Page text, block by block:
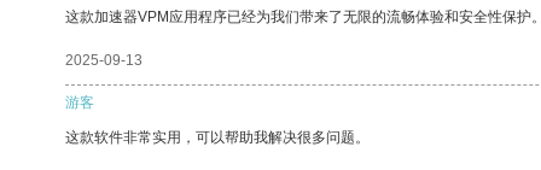
这款加速器VPM应用程序已经为我们带来了无限的流畅体验和安全性保护
2025-09-13
游客
这款软件非常实用，可以帮助我解决很多问题。